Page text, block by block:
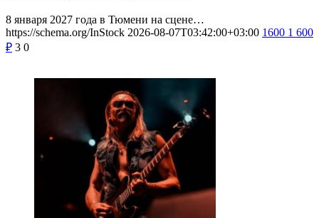
8 января 2027 года в Тюмени на сцене…
https://schema.org/InStock 2026-08-07T03:42:00+03:00 1600 1 600
₽ 3 0